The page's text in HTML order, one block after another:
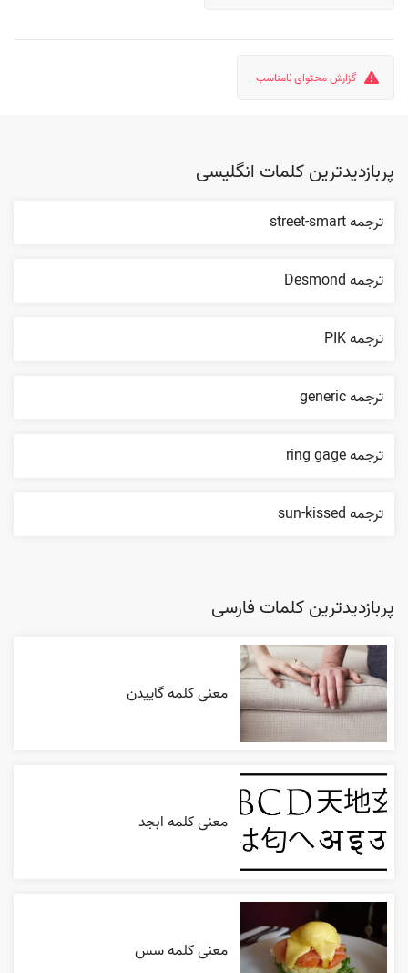
گزارش محتوای نامناسب
پربازدیدترین کلمات انگلیسی
ترجمه street-smart
ترجمه Desmond
ترجمه PIK
ترجمه generic
ترجمه ring gage
ترجمه sun-kissed
پربازدیدترین کلمات فارسی
معنی کلمه گاییدن
معنی کلمه ابجد
معنی کلمه سس